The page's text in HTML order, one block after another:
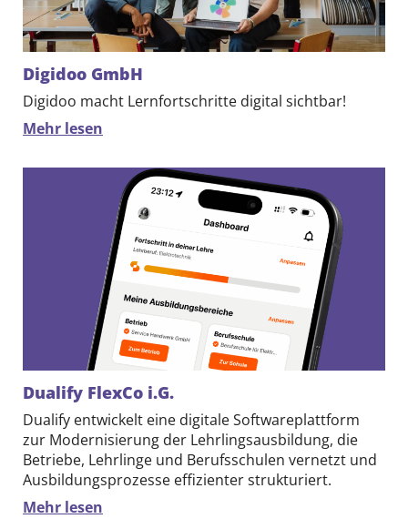
DE EN
Digidoo GmbH
Digidoo macht Lernfortschritte digital sichtbar!
Mehr lesen
Dualify FlexCo i.G.
Dualify entwickelt eine digitale Softwareplattform
zur Modernisierung der Lehrlingsausbildung, die
Betriebe, Lehrlinge und Berufsschulen vernetzt und
Ausbildungsprozesse effizienter strukturiert.
Mehr lesen